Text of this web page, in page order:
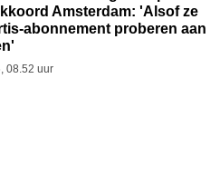
Amsterdam: 'Alsof ze
abonnement proberen aan
08.52 uur